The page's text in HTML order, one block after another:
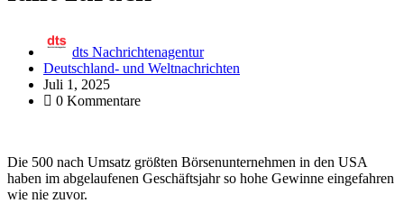
dts Nachrichtenagentur
Deutschland- und Weltnachrichten
Juli 1, 2025
0 Kommentare
Die 500 nach Umsatz größten Börsenunternehmen in den USA
haben im abgelaufenen Geschäftsjahr so hohe Gewinne eingefahren
wie nie zuvor.